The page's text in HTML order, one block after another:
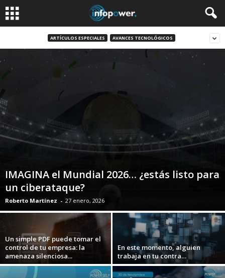
ARTÍCULOS ESPECIALES AVANCES TECNOLÓGICOS
IMAGINA el Mundial 2026… ¿estás listo para
un ciberataque?
Roberto Martínez - 27 enero, 2026
Un simple PDF puede tomar el
control de tu empresa: la
amenaza silenciosa...
En este momento, alguien
trabaja en tu contra…